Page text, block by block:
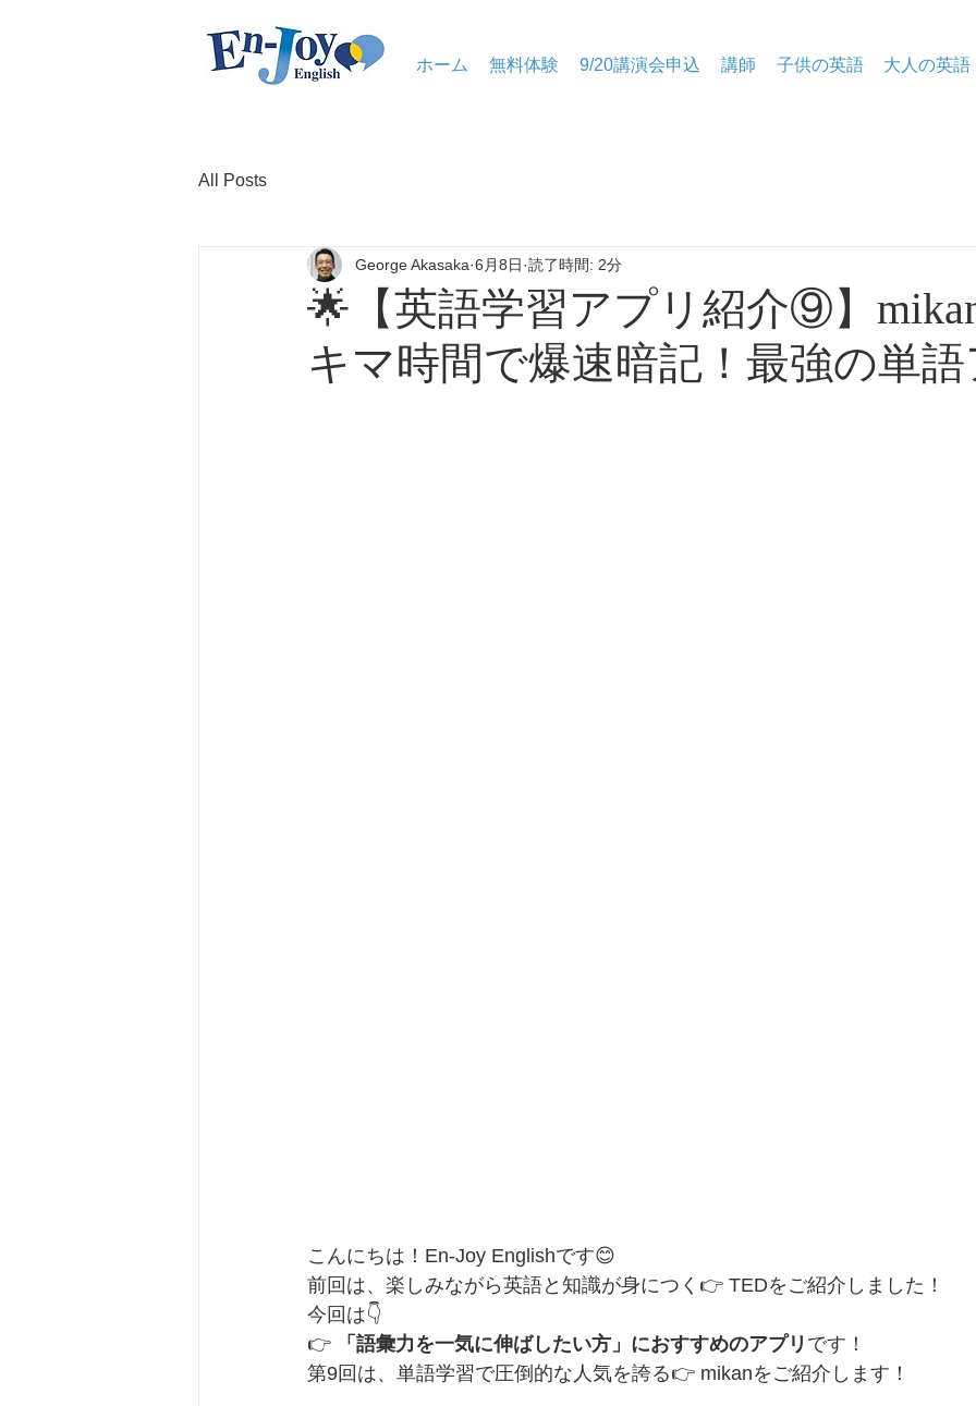
ホーム 無料体験 9/20講演会申込 講師 子供の英語 大人の英語
All Posts
🌟【英語学習アプリ紹介⑨】
キマ時間で爆速暗記！最強の単語
George Akasaka 6月8日 読了時間: 2分
こんにちは！En-Joy Englishです😊
前回は、楽しみながら英語と知識が身につく👉 TEDをご紹介しました！
今回は👇
👉
「語彙力を一気に伸ばしたい方」におすすめのアプリ です！
第9回は、単語学習で圧倒的な人気を誇る👉 mikanをご紹介します！